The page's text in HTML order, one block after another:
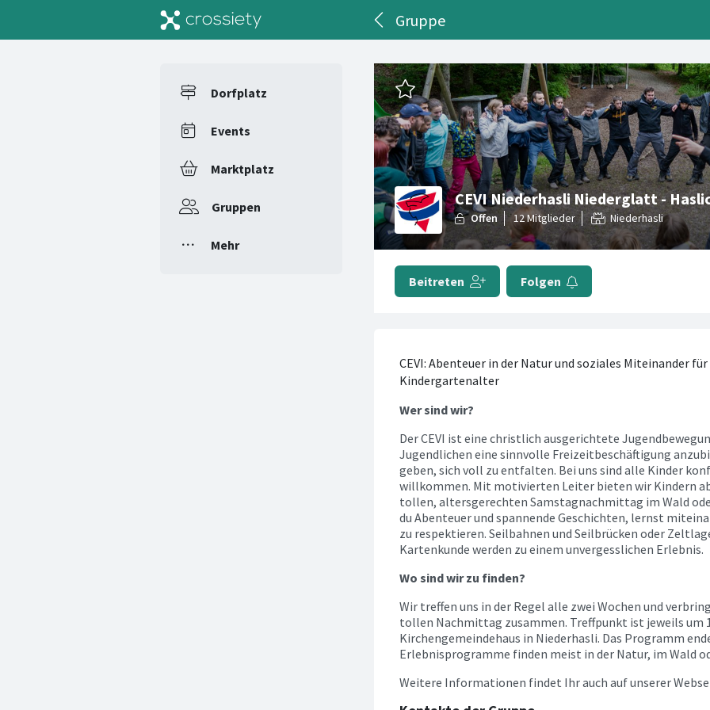
Gruppe
Dorfplatz
Events
Marktplatz
Gruppen
Mehr
CEVI Niederhasli Niederglatt -
Niederhasli
Beitreten Folgen
CEVI: Abenteuer in der Natur und soziales Miteinander
Kindergartenalter
Wer sind wir?
Der CEVI ist eine christlich ausgerichtete
Jugendlichen eine sinnvolle Freizeitbeschäftigung
geben, sich voll zu entfalten. Bei uns sind alle Kinder
willkommen. Mit motivierten Leiter bieten wir Kindern
tollen, altersgerechten Samstagnachmittag im Wald
du Abenteuer und spannende Geschichten, lernst
zu respektieren. Seilbahnen und Seilbrücken oder
Kartenkunde werden zu einem unvergesslichen Erlebnis.
Wo sind wir zu finden?
Wir treffen uns in der Regel alle zwei Wochen und
tollen Nachmittag zusammen. Treffpunkt ist jeweils um
Kirchengemeindehaus in Niederhasli. Das Programm
Erlebnisprogramme finden meist in der Natur, im Wald
Weitere Informationen findet Ihr auch auf unserer